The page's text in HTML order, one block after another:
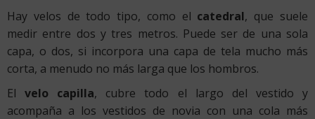
Hay velos de todo tipo, como el catedral, que suele
medir entre dos y tres metros. Puede ser de una sola
capa, o dos, si incorpora una capa de tela mucho más
corta, a menudo no más larga que los hombros.
Elvelo capilla, cubre todo el largo del vestido y
acompaña a los vestidos de novia con una cola más